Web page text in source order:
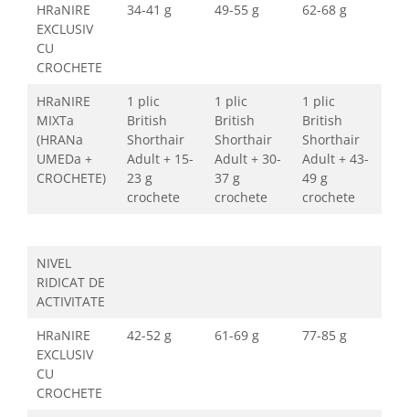
HRaNIRE
EXCLUSIV
CU
CROCHETE
34-41 g 49-55 g 62-68 g
HRaNIRE
MIXTa
(HRANa
UMEDa +
CROCHETE)
1 plic
British
Shorthair
Adult + 15-
23 g
crochete
1 plic
British
Shorthair
Adult + 30-
37 g
crochete
1 plic
British
Shorthair
Adult + 43-
49 g
crochete
NIVEL
RIDICAT DE
ACTIVITATE
HRaNIRE
EXCLUSIV
CU
CROCHETE
42-52 g 61-69 g 77-85 g